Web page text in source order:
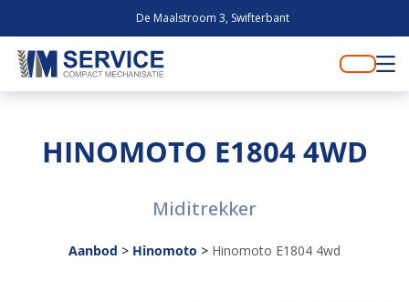
De Maalstroom 3, Swifterbant
HINOMOTO E1804 4WD
Miditrekker
Aanbod > Hinomoto > Hinomoto E1804 4wd